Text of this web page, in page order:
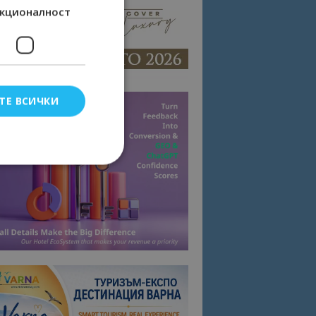
ВСИЧКИ
влизане и
съгласието
на сайта.